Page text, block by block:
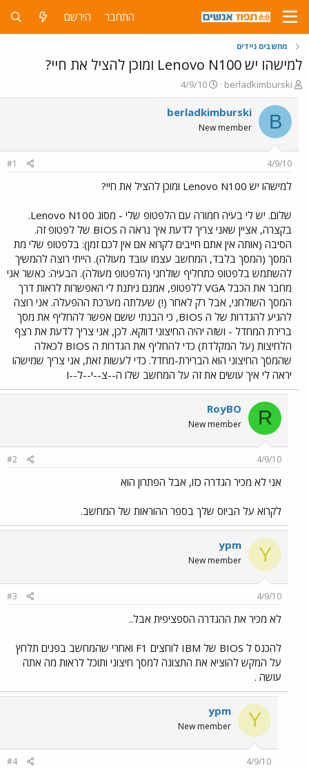
התחבר הירשם
מחשבים ניידים
למישהו יש Lenovo N100 ומוכן להציל את חיי?
פ
ו
ת
ח
ה
ו
ש
א
berladkimburski
פ
ו
ר
ם
ר
4/9/10
B
berladkimburski
New member
4/9/10
#1
למישהו יש Lenovo N100 ומוכן להציל את חיי?
שלום. יש לי בעיה חמורה עם הלפטופ שלי - מסוג Lenovo N100.
בקצרה, אציין שאני צריך לדעת איך נראה ה BIOS של לפטופ זה.
הסיבה (אותה אין אתם חייבים לקרוא אם אין לכם זמן): בלפטופ שלי מת
המסך (המסך בלבד, המחשב עצמו עובד מעולה). הייתי רוצה להמשיך
להשתמש בלפטופ כתחליף שולחני (הלפטופ מעולה). הבעיה: כאשר אני
מחבר את הכבל VGA ללפטופ, אמנם ניתנת לי האפשרות לראות דרך
המסך השולחני, אבל רק לאחר (!) שעלתה מערכת ההפעלה. אני רוצה
להגיע להגדרות של ה BIOS, כי הבנתי ששם אפשר להחליף את מסך
ברירת המחדל - ושזה יהיה החיצוני דווקא. לכן, אני צריך לדעת את רצף
הלחיצות (על המקלדת) כדי להחליף את הגדרות ה BIOS לכאלה
שהמסך החיצוני הוא הברירת-מחדל. כדי לעשות זאת, אני צריך שמישהו
יראה לי איך עושים את זה על המחשב שלו ה--צ--י--ל--ו
R
RoyBO
New member
4/9/10
#2
אני לא מכיר הגדרה כזו, אבל הפתרון הוא
לקרוא על הביוס שלך בספר ההוראות של המחשב.
Y
ypm
New member
4/9/10
#3
לא מכיר את ההגדרה הספציפית אבל..
להכנס ל BIOS של IBM לוחצים F1 ואחרי שהמחשב בפנים תלחץ
על המקש להוציא את התצוגה למסך חיצוני ותוכל לראות מה אתה
עושה .
Y
ypm
New member
4/9/10
#4